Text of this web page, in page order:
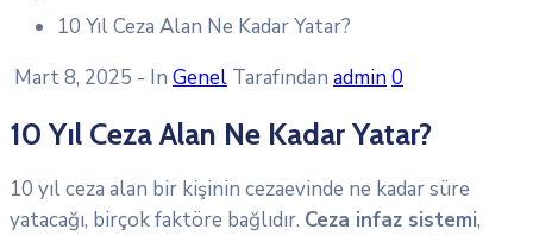
10 Yıl Ceza Alan Ne Kadar Yatar?
Mart 8, 2025 - In Genel Tarafından admin0
10 Yıl Ceza Alan Ne Kadar Yatar?
10 yıl ceza alan bir kişinin cezaevinde ne kadar süre
yatacağı, birçok faktöre bağlıdır. Ceza infaz sistemi,